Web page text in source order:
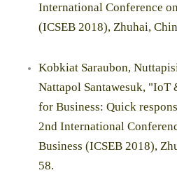
International Conference
(ICSEB 2018), Zhuhai,
Kobkiat Saraubon,
Nattapol Santawesuk, "IoT
for Business: Quick
2nd International
Business (ICSEB 2018),
58.